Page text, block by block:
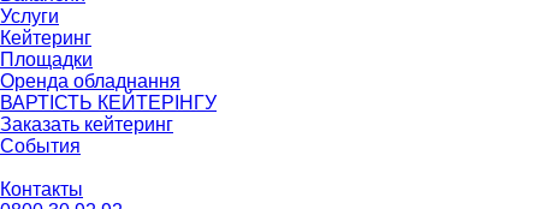
Услуги
Кейтеринг
Площадки
Оренда обладнання
ВАРТІСТЬ КЕЙТЕРІНГУ
Заказать кейтеринг
События
Контакты